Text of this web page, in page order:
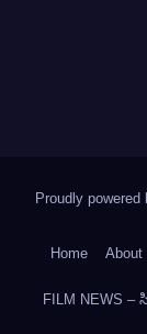
Proudly powered
Home About
FILM NEWS